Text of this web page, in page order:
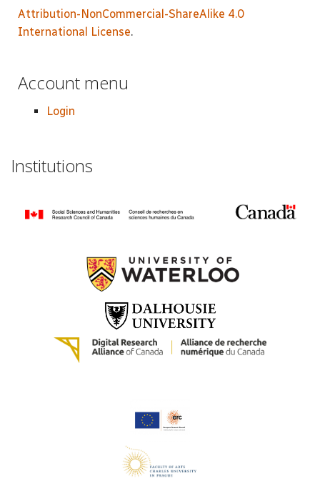
Attribution-NonCommercial-ShareAlike 4.0
International License.
Account menu
Login
Institutions